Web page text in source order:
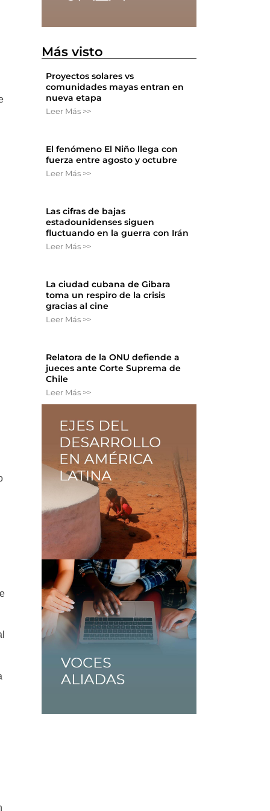
Más visto
Proyectos solares vs
comunidades mayas entran en
nueva etapa
Leer Más >>
El fenómeno El Niño llega con
fuerza entre agosto y octubre
Leer Más >>
Las cifras de bajas
estadounidenses siguen
fluctuando en la guerra con Irán
Leer Más >>
La ciudad cubana de Gibara
toma un respiro de la crisis
gracias al cine
Leer Más >>
Relatora de la ONU defiende a
jueces ante Corte Suprema de
Chile
Leer Más >>